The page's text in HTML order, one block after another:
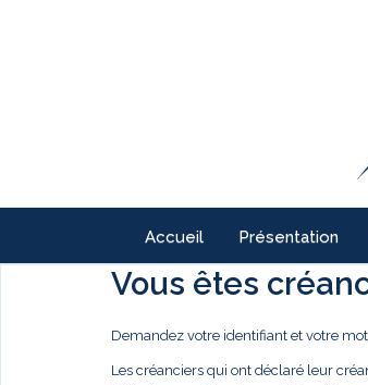
Accueil Présentation
Vous êtes
Demandez votre identifiant et votre
Les créanciers qui ont déclaré leur